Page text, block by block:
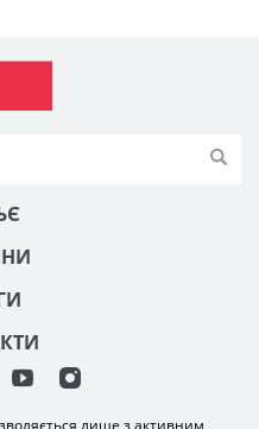
лише з активним